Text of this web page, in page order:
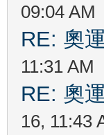
09:04 AM
RE: 奧
11:31 AM
RE: 奧
16, 11:43